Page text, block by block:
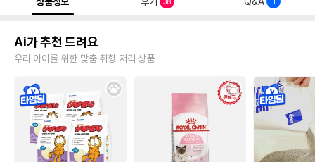
Ai가 추천 드려요
우리 아이를 위한 맞춤 취향 저격 상품